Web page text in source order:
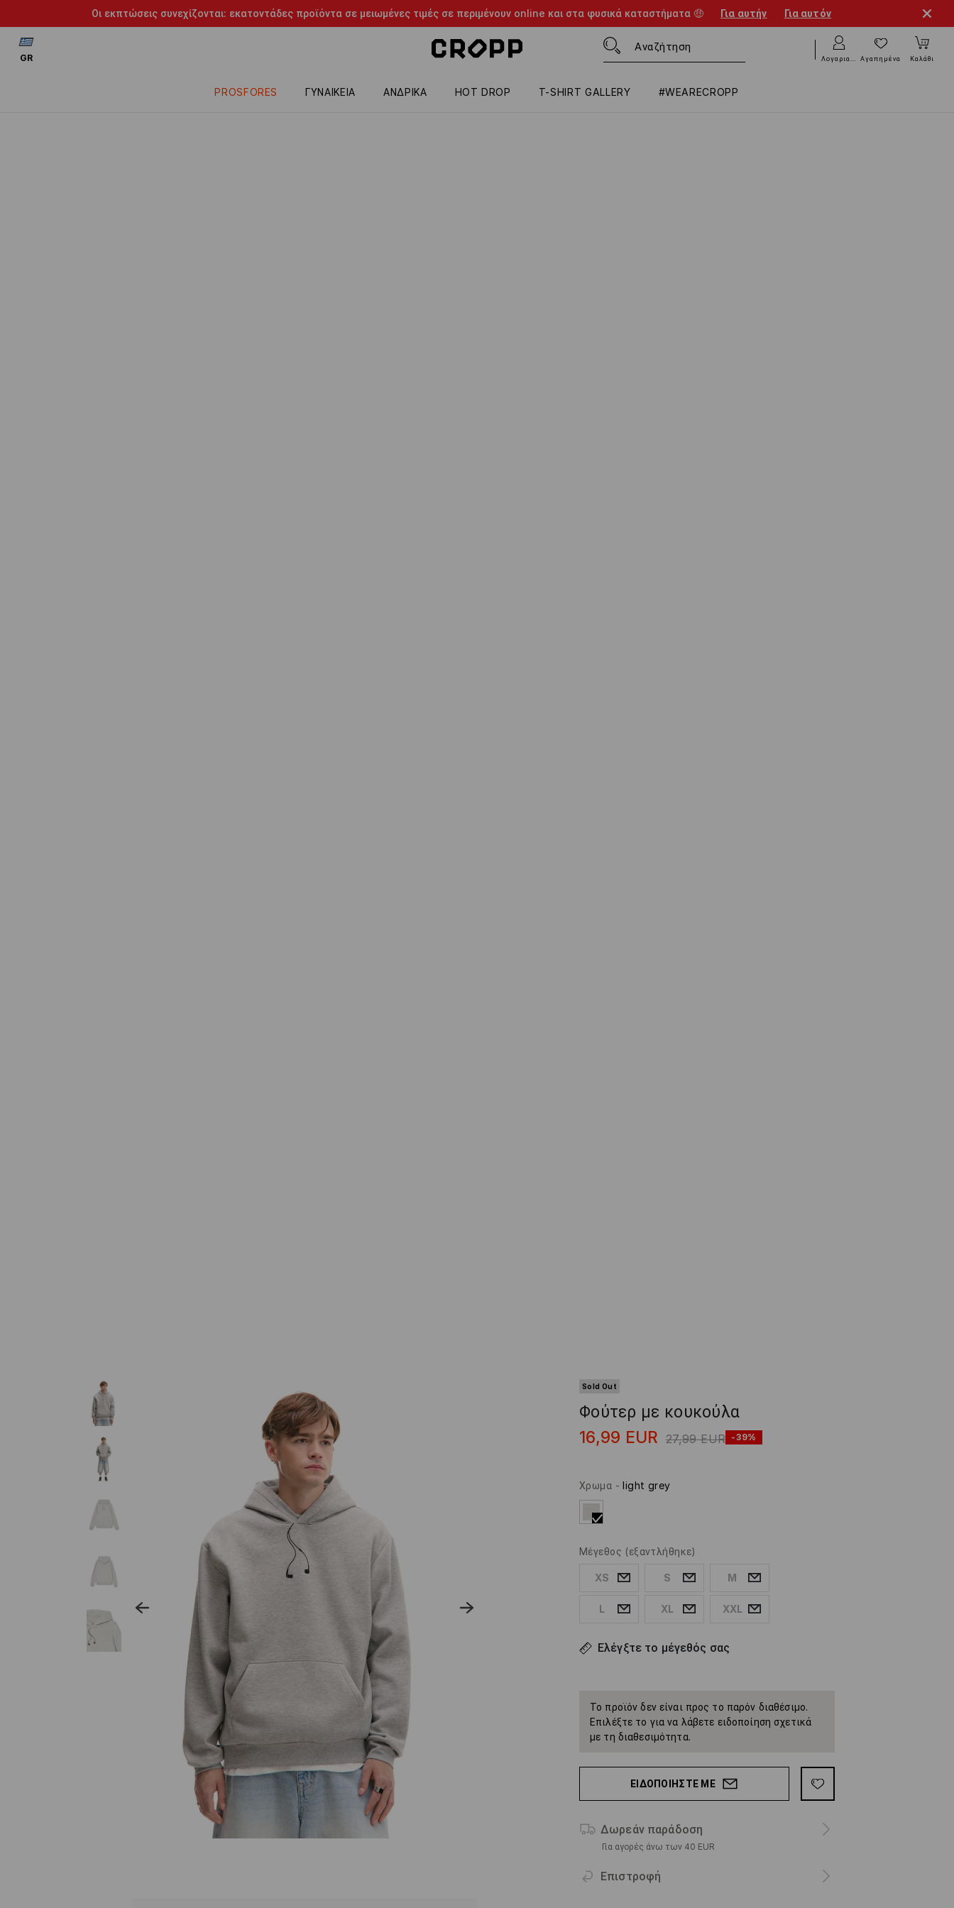
Οι εκπτώσεις συνεχίζονται: εκατοντάδες προϊόντα σε μειωμένες τιμές σε περιμένουν online και στα φυσικά καταστήματα 🤑 Για αυτήν Για αυτόν
PROSFORES ΓΥΝΑΙΚΕΙΑ ΑΝΔΡΙΚΑ HOT DROP T-SHIRT GALLERY #WEARECROPP
GR ΛογαριασμόςΑγαπημένα Καλάθι
Sold Out
Φούτερ με κουκούλα
16,99 EUR 27,99 EUR -39%
Χρωμα -light grey
Μέγεθος (εξαντλήθηκε)
XS S M
L XL XXL
Ελέγξτε το μέγεθός σας
Το προϊόν δεν είναι προς το παρόν διαθέσιμο.
Επιλέξτε το για να λάβετε ειδοποίηση σχετικά
με τη διαθεσιμότητα.
ΕΙΔΟΠΟΙΉΣΤΕ ΜΕ
Δωρεάν παράδοση
Για αγορές άνω των 40 EUR
Επιστροφή